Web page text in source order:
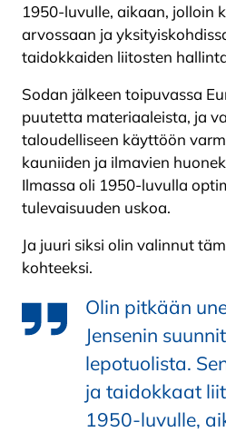
1950-luvulle, aikaan, jolloin
arvossaan ja
taidokkaiden liitosten
Sodan jälkeen toipuvassa
puutetta materiaaleista, ja
taloudelliseen käyttöön
kauniiden ja ilmavien
Ilmassa oli 1950-luvulla
tulevaisuuden uskoa.
Ja juuri siksi olin valinnut
kohteeksi.
Olin pitkään
Jensenin
lepotuolista.
ja taidokkaat
1950-luvulle,